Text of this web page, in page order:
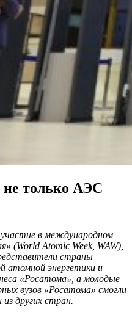
не только АЭС
участие в международном
(World Atomic Week, WAW),
страны
атомной энергетики и
«Росатома», а молодые
вузов «Росатома» смогли
других стран.